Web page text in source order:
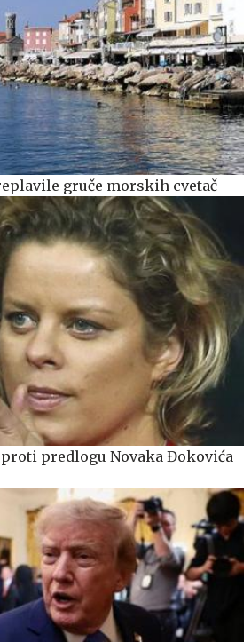
gruče morskih cvetač
predlogu Novaka Đokovića